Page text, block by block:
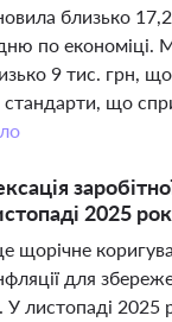
близько
по економіці.
9 тис. грн,
стандарти, що
2025
щорічне
для
листопаді 2025